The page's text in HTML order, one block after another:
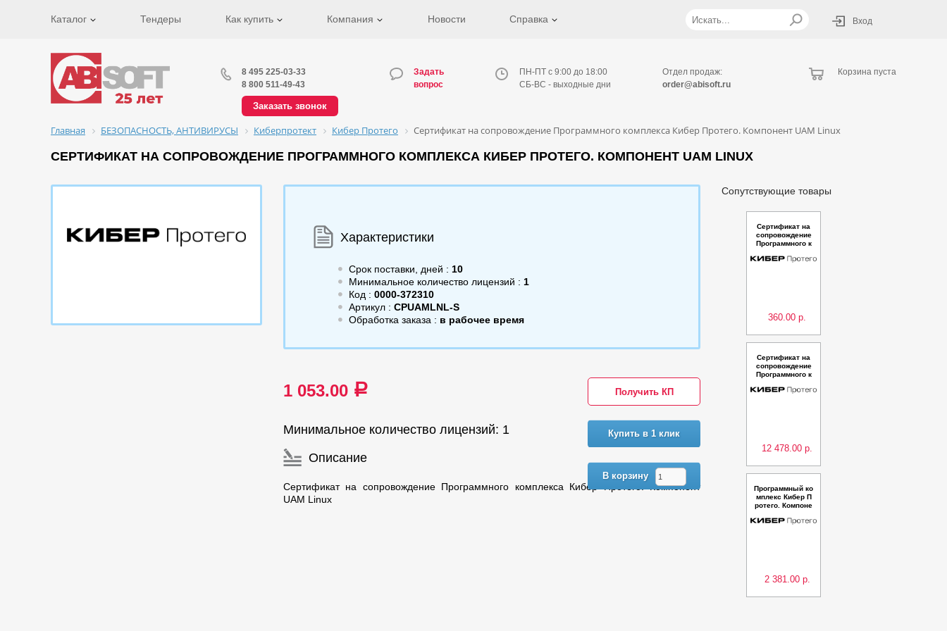
Каталог Тендеры Как купить Компания Новости Справка Вход
8 495 225-03-33
8 800 511-49-43
Заказать звонок
Задать
вопрос
ПН-ПТ с 9:00 до 18:00
СБ-ВС - выходные дни
Отдел продаж:
order@abisoft.ru
Корзина пуста
Главная БЕЗОПАСНОСТЬ, АНТИВИРУСЫ Киберпротект Кибер Протего Сертификат на сопровождение Программного комплекса Кибер Протего. Компонент UAM Linux
СЕРТИФИКАТ НА СОПРОВОЖДЕНИЕ ПРОГРАММНОГО КОМПЛЕКСА КИБЕР ПРОТЕГО. КОМПОНЕНТ UAM LINUX
Характеристики
Срок поставки, дней : 10
Минимальное количество лицензий : 1
Код : 0000-372310
Артикул : CPUAMLNL-S
Обработка заказа : в рабочее время
1 053.00 a Получить КП
Купить в 1 клик
В корзину
Минимальное количество лицензий: 1
Описание
Сертификат на сопровождение Программного комплекса Кибер Протего. Компонент
UAM Linux
Сопутствующие товары
Сертификат на
сопровождение
Программного к
Протего. Компон
360.00 р.
Сертификат на
сопровождение
Программного к
Протего. Пакет к
12 478.00 р.
Программный ко
мплекс Кибер П
ротего. Компоне
2 381.00 р.